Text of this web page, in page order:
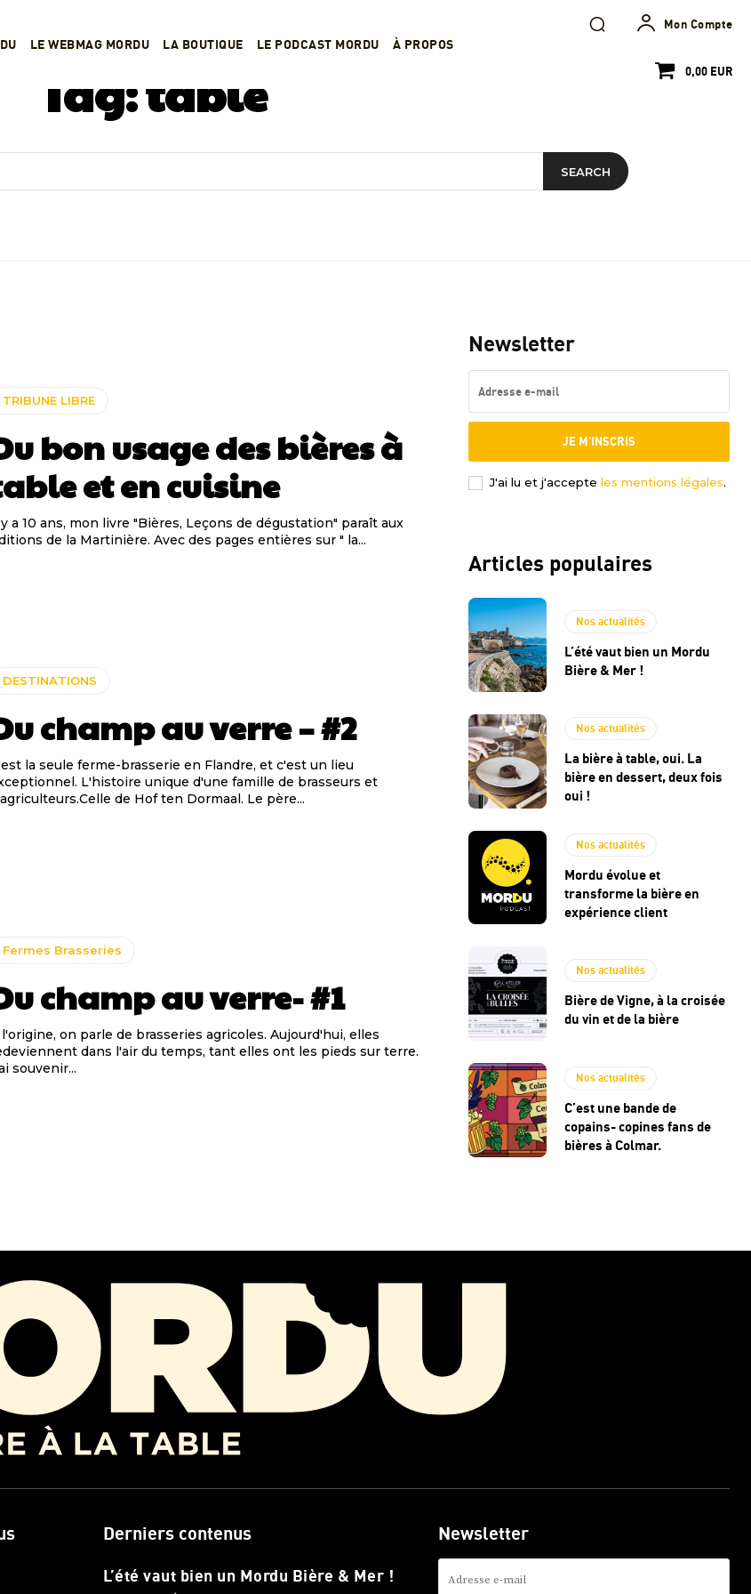
LE WEBMAG MORDU LA BOUTIQUE LE PODCAST MORDU À PROPOS
Mon Compte
0,00 EUR
Tag:table
SEARCH
TRIBUNE LIBRE
bon usage des bières à
et en cuisine
a 10 ans, mon livre "Bières, Leçons de dégustation" paraît aux
Éditions de la Martinière. Avec des pages entières sur " la...
DESTINATIONS
champ au verre – #2
la seule ferme-brasserie en Flandre, et c'est un lieu
L'histoire unique d'une famille de brasseurs et
de Hof ten Dormaal. Le père...
Fermes Brasseries
champ au verre- #1
l'origine, on parle de brasseries agricoles. Aujourd'hui, elles
dans l'air du temps, tant elles ont les pieds sur terre.
souvenir...
Newsletter
JE M'INSCRIS
J'ai lu et j'accepte les mentions légales.
Articles populaires
Nos actualités
L’été vaut bien un Mordu
Bière & Mer !
Nos actualités
La bière à table, oui. La
bière en dessert, deux fois
oui !
Nos actualités
Mordu évolue et
transforme la bière en
expérience client
Nos actualités
Bière de Vigne, à la croisée
du vin et de la bière
Nos actualités
C’est une bande de
copains- copines fans de
bières à Colmar.
Derniers contenus
L’été vaut bien un Mordu Bière & Mer !
Newsletter